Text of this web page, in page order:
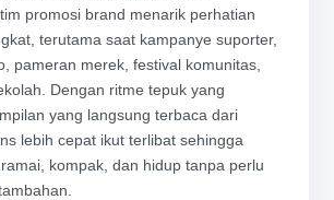
promosi brand menarik perhatian
terutama saat kampanye suporter,
pameran merek, festival komunitas,
Dengan ritme tepuk yang
yang langsung terbaca dari
lebih cepat ikut terlibat sehingga
kompak, dan hidup tanpa perlu